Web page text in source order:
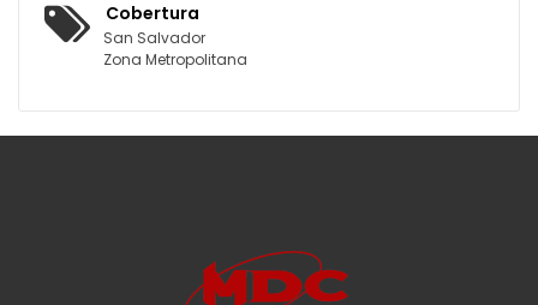
Cobertura
San Salvador
Zona Metropolitana